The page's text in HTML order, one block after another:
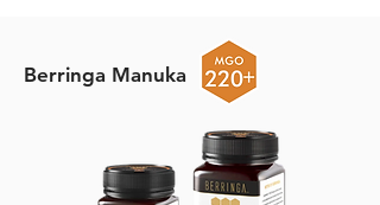
Berringa Manuka